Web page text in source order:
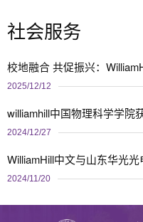
社会服务
校地融合 共促振兴：
2025/12/12
2024/12/27
2024/11/20